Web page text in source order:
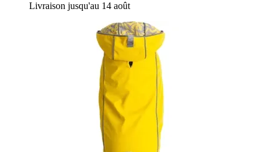
Livraison jusqu'au 14 août